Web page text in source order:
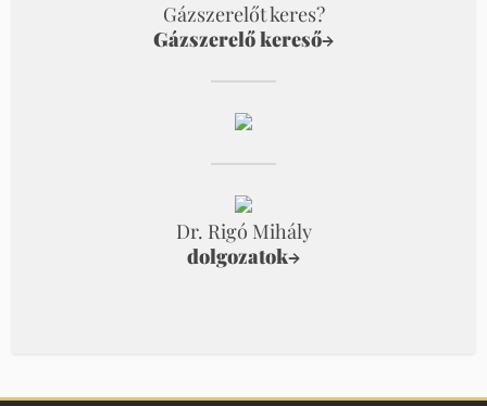
Gázszerelőt keres?
Gázszerelő kereső→
Dr. Rigó Mihály
dolgozatok→